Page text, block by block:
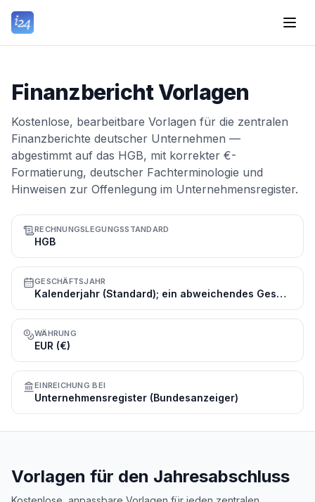
Finanzbericht Vorlagen
Kostenlose, bearbeitbare Vorlagen für die zentralen
Finanzberichte deutscher Unternehmen —
abgestimmt auf das HGB, mit korrekter €-
Formatierung, deutscher Fachterminologie und
Hinweisen zur Offenlegung im Unternehmensregister.
RECHNUNGSLEGUNGSSTANDARD
HGB
GESCHÄFTSJAHR
Kalenderjahr (Standard); ein abweichendes Geschäftsjahr ist möglich
WÄHRUNG
EUR (€)
EINREICHUNG BEI
Unternehmensregister (Bundesanzeiger)
Vorlagen für den Jahresabschluss